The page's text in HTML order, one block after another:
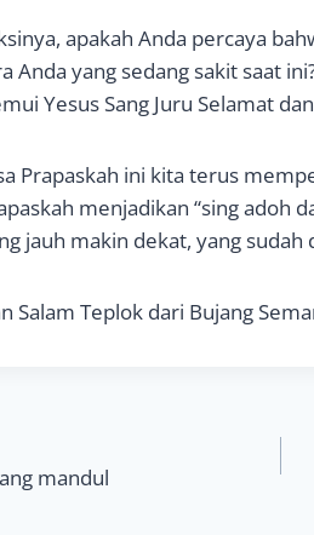
apakah Anda percaya
Anda yang sedang sakit saat
Yesus Sang Juru Selamat
Prapaskah ini kita terus
menjadikan “sing adoh
jauh makin dekat, yang
Salam Teplok dari Bujang
mandul